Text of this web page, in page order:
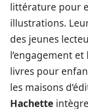
littérature pour
illustrations.
des jeunes
l’engagement
livres pour
les maisons
Hachette